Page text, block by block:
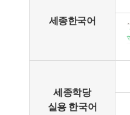
세종한국어
세종학당
실용 한국어